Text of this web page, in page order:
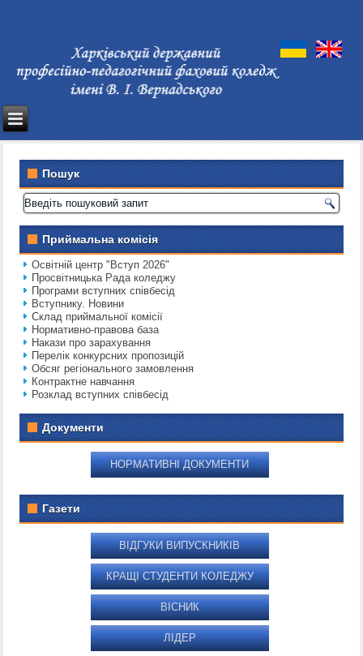
Пошук
Приймальна комісія
Освітній центр "Вступ 2026"
Просвітницька Рада коледжу
Програми вступних співбесід
Вступнику. Новини
Склад приймальної комісії
Нормативно-правова база
Накази про зарахування
Перелік конкурсних пропозицій
Обсяг регіонального замовлення
Контрактне навчання
Розклад вступних співбесід
Документи
НОРМАТИВНІ ДОКУМЕНТИ
Газети
ВІДГУКИ ВИПУСКНИКІВ
КРАЩІ СТУДЕНТИ КОЛЕДЖУ
ВІСНИК
ЛІДЕР